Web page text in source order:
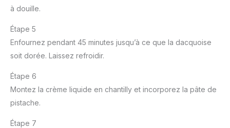
à douille.
Étape 5
Enfournez pendant 45 minutes jusqu’à ce que la dacquoise
soit dorée. Laissez refroidir.
Étape 6
Montez la crème liquide en chantilly et incorporez la pâte de
pistache.
Étape 7